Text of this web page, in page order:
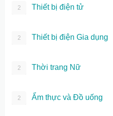
2 Thiết bị điện tử
2 Thiết bị điện Gia dụng
2 Thời trang Nữ
2 Ẩm thực và Đồ uống